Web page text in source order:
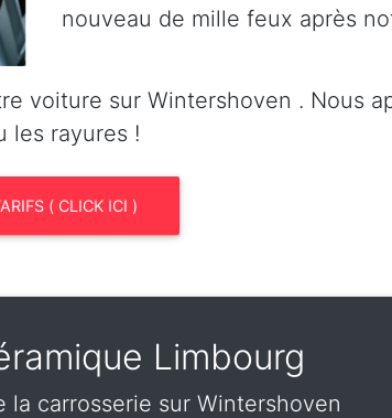
nouveau de mille feux après
voiture sur Wintershoven . Nous
les rayures !
( CLICK ICI )
Limbourg
la carrosserie sur Wintershoven